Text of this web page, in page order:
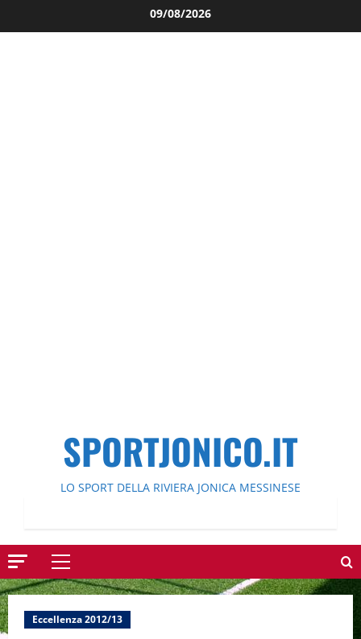
al
09/08/2026
SPORTJONICO.IT
LO SPORT DELLA RIVIERA JONICA MESSINESE
Menu
principale
Eccellenza 2012/13